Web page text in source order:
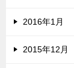
2016年1月
2015年12月